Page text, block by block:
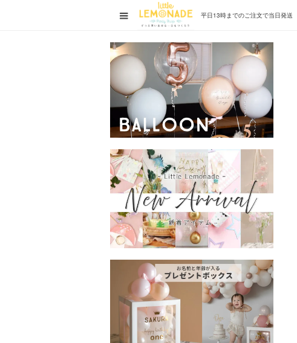
平日13時までのご注文で当日発送